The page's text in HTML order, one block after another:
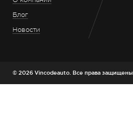
Блог
Новости
© 2026 Vincodeauto. Все права защищены.